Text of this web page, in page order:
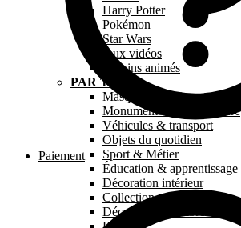
Paiement
Harry Potter
Pokémon
Star Wars
Jeux vidéos
Dessins animés
PAR TYPE
Masque en papier
Monuments & Architecture
Véhicules & transport
Objets du quotidien
Sport & Métier
Éducation & apprentissage
Décoration intérieur
Collection « Paperkids »
Décoration chambre bébé